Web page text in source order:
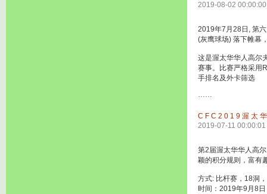
2019-08-02 00:00:00
2019年7月28日, 第
(灰鹰球场) 落下帷幕
这是渥太华华人高尔
赛事。比赛严格采用
手排名及外卡筛选
……
CFC2019渥太
2019-07-11 00:00:01
第2届渥太华华人高
颖的积分规则，富有
方式: 比杆赛，18洞
时间：2019年9月8